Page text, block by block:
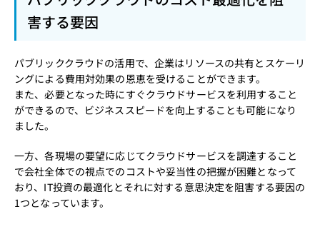
害する要因
パブリッククラウドの活用で、企業はリソースの共有とスケーリ
ングによる費用対効果の恩恵を受けることができます。
また、必要となった時にすぐクラウドサービスを利用すること
ができるので、ビジネススピードを向上することも可能になり
ました。
一方、各現場の要望に応じてクラウドサービスを調達すること
で会社全体での視点でのコストや妥当性の把握が困難となって
おり、IT投資の最適化とそれに対する意思決定を阻害する要因の
1つとなっています。